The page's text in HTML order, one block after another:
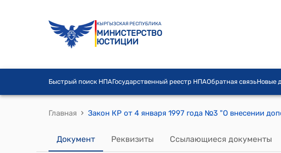
КЫРГЫЗСКАЯ РЕСПУБЛИКА
МИНИСТЕРСТВО
ЮСТИЦИИ
Быстрый поиск НПАГосударственный реестр НПАОбратная связьНовые
Главная ›
Документ Реквизиты Ссылающиеся документы